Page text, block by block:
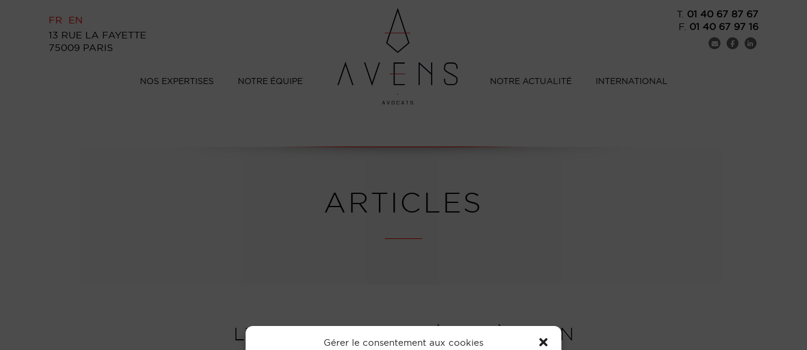
Gérer le consentement aux cookies
FR
EN
13 RUE LA FAYETTE
75009 PARIS
T. 01 40 67 87 67
F. 01 40 67 97 16
NOS EXPERTISES NOTRE ÉQUIPE NOTRE ACTUALITÉ INTERNATIONAL
ARTICLES
L’ALLIANCE AVENS RÉUNIE À MILAN